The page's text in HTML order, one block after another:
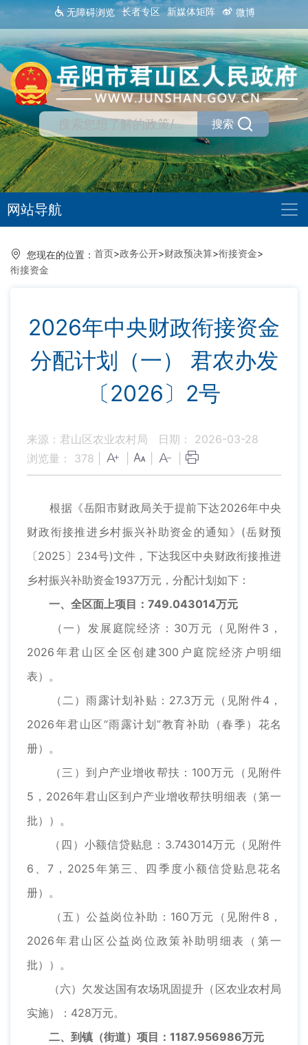
无障碍浏览 长者专区 新媒体矩阵 微博
搜索
网站导航
您现在的位置： 首页>政务公开>财政预决算>衔接资金>
衔接资金
2026年中央财政衔接资金
分配计划（一） 君农办发
〔2026〕2号
来源：君山区农业农村局
日期： 2026-03-28
浏览量： 378
根据《岳阳市财政局关于提前下达2026年中央
财政衔接推进乡村振兴补助资金的通知》(岳财预
〔2025〕234号)文件，下达我区中央财政衔接推进
乡村振兴补助资金1937万元，分配计划如下：
一、全区面上项目：749.043014万元
（一）发展庭院经济：30万元（见附件3，
2026年君山区全区创建300户庭院经济户明细
表）。
（二）雨露计划补贴：27.3万元（见附件4，
2026年君山区“雨露计划”教育补助（春季）花名
册）。
（三）到户产业增收帮扶：100万元（见附件
5，2026年君山区到户产业增收帮扶明细表（第一
批））。
（四）小额信贷贴息：3.743014万元（见附件
6、7，2025年第三、四季度小额信贷贴息花名
册）。
（五）公益岗位补助：160万元（见附件8，
2026年君山区公益岗位政策补助明细表（第一
批））。
（六）欠发达国有农场巩固提升（区农业农村局
实施）：428万元。
二、到镇（街道）项目：1187.956986万元